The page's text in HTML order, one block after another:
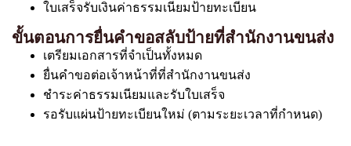
ใบเสร็จรับเงินค่าธรรมเนียมป้ายทะเบียน
ขั้นตอนการยื่นคำขอสลับป้ายที่สำนักงานขนส่ง
เตรียมเอกสารที่จำเป็นทั้งหมด
ยื่นคำขอต่อเจ้าหน้าที่ที่สำนักงานขนส่ง
ชำระค่าธรรมเนียมและรับใบเสร็จ
รอรับแผ่นป้ายทะเบียนใหม่ (ตามระยะเวลาที่กำหนด)